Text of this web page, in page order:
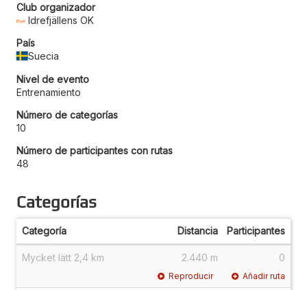
Club organizador
Idrefjällens OK
País
Suecia
Nivel de evento
Entrenamiento
Número de categorías
10
Número de participantes con rutas
48
Categorías
Categoría Distancia Participantes
Mycket lätt 2,4 km 2.440 m 0
Reproducir Añadir ruta